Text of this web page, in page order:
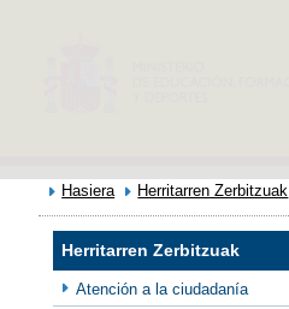
Hasiera Herritarren Zerbitzuak
Herritarren Zerbitzuak
Atención a la ciudadanía